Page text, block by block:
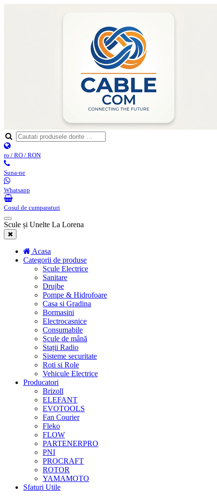
ro / RO / RON
Suna-ne
Whatsapp
Cosul de cumparaturi
Scule și Unelte La Lorena
Acasa
Categorii de produse
Scule Electrice
Sanitare
Drujbe
Pompe & Hidrofoare
Casa si Gradina
Bormasini
Electrocasnice
Consumabile
Scule de mână
Stații Radio
Sisteme securitate
Roti si Role
Vehicule Electrice
Producatori
Brizoll
ELEFANT
EVOTOOLS
Fan Courier
Fleko
FLOW
PARTENERPRO
PNI
PROCRAFT
ROTOR
YAMAMOTO
Sfaturi Utile